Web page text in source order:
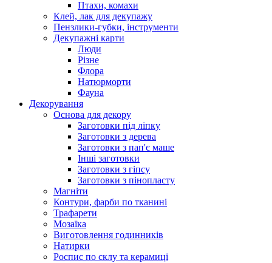
Птахи, комахи
Клей, лак для декупажу
Пензлики-губки, інструменти
Декупажні карти
Люди
Різне
Флора
Натюрморти
Фауна
Декорування
Основа для декору
Заготовки під ліпку
Заготовки з дерева
Заготовки з пап'є маше
Інші заготовки
Заготовки з гіпсу
Заготовки з пінопласту
Магніти
Контури, фарби по тканині
Трафарети
Мозаїка
Виготовлення годинників
Натирки
Роспис по склу та керамиці